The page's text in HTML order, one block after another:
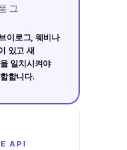
그
이로그, 웨비나
있고 새
일치시켜야
합니다.
API